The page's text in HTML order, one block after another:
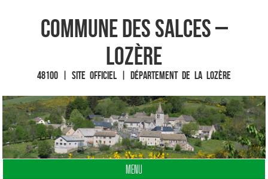
Commune des Salces –
Lozère
48100 | Site officiel | Département de la Lozère
MENU